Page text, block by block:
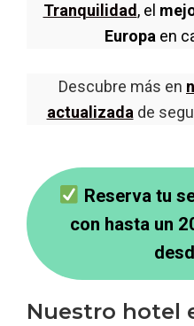
Tranquilidad , el
Europa en
Descubre más en
actualizada de
Reserva tu
con hasta un
Nuestro hotel